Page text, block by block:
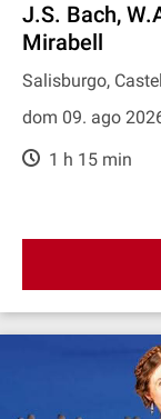
J.S. Bach,
Mirabell
Salisburgo,
dom 09. ago
1 h 15 min